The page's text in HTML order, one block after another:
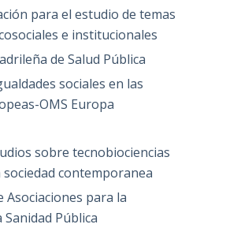
para el estudio de temas
e institucionales
de Salud Pública
sociales en las
OMS Europa
sobre tecnobiociencias
contemporanea
Asociaciones para la
Sanidad Pública